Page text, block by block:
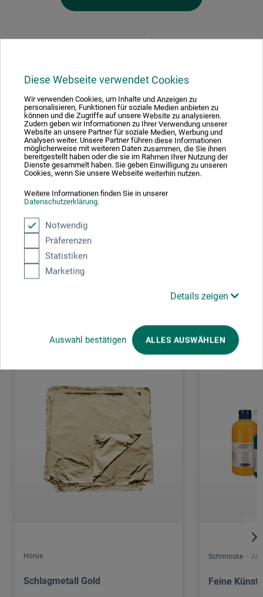
Diese Webseite verwendet Cookies
Wir verwenden Cookies, um Inhalte und Anzeigen zu
personalisieren, Funktionen für soziale Medien anbieten zu
können und die Zugriffe auf unsere Website zu analysieren.
Zudem geben wir Informationen zu Ihrer Verwendung unserer
Website an unsere Partner für soziale Medien, Werbung und
Analysen weiter. Unsere Partner führen diese Informationen
möglicherweise mit weiteren Daten zusammen, die Sie ihnen
bereitgestellt haben oder die sie im Rahmen Ihrer Nutzung der
Dienste gesammelt haben. Sie geben Einwilligung zu unseren
Cookies, wenn Sie unsere Webseite weiterhin nutzen.
Weitere Informationen finden Sie in unserer
Datenschutzerklärung.
Notwendig
Präferenzen
Statistiken
Marketing
Details zeigen
Auswahl bestätigen ALLES AUSWÄHLEN
Hersteller-Kontakt
Hier finden Sie die Kontaktdaten des Herstellers zu
diesem Produkt.
KVP Kölner Vergolderprodukte GmbH
91126 Schwabach
DEUTSCHLAND
info@kolner-vergolderprodukte.de
Horus
Schlagmetall Gold
Schmincke –
Feine